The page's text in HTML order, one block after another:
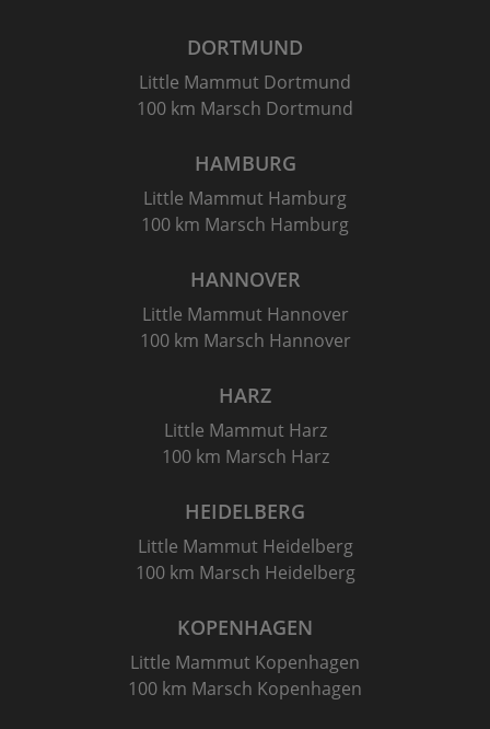
DORTMUND
Little Mammut Dortmund
100 km Marsch Dortmund
HAMBURG
Little Mammut Hamburg
100 km Marsch Hamburg
HANNOVER
Little Mammut Hannover
100 km Marsch Hannover
HARZ
Little Mammut Harz
100 km Marsch Harz
HEIDELBERG
Little Mammut Heidelberg
100 km Marsch Heidelberg
KOPENHAGEN
Little Mammut Kopenhagen
100 km Marsch Kopenhagen